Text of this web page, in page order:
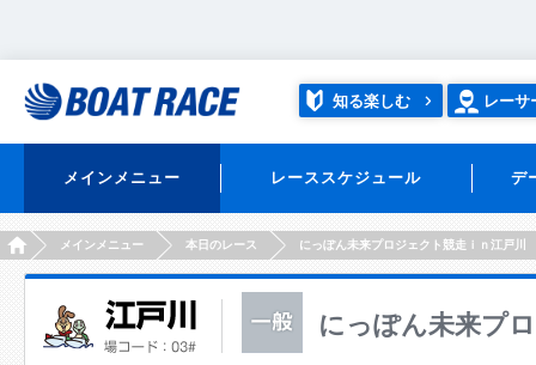
知る楽しむ レーサ
メインメニュー レーススケジュール デ
HOMEメインメニュー 本日のレース にっぽん未来プロジェクト競走ｉｎ江戸川
にっぽん未来プ